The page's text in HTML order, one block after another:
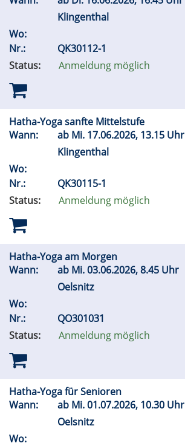
Klingenthal
Wo:
Nr.:
QK30112-1
Status:
Anmeldung möglich
Hatha-Yoga sanfte Mittelstufe
Wann:
ab Mi. 17.06.2026, 13.15 Uhr
Klingenthal
Wo:
Nr.:
QK30115-1
Status:
Anmeldung möglich
Hatha-Yoga am Morgen
Wann:
ab Mi.03.06.2026, 8.45 Uhr
Oelsnitz
Wo:
Nr.:
QO301031
Status:
Anmeldung möglich
Hatha-Yoga für Senioren
Wann:
ab Mi.01.07.2026, 10.30 Uhr
Oelsnitz
Wo: